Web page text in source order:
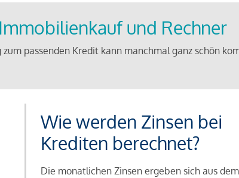
und Rechner
passenden Kredit kann manchmal ganz schön
Wie werden Zinsen bei
Krediten berechnet?
Die monatlichen Zinsen ergeben sich aus dem